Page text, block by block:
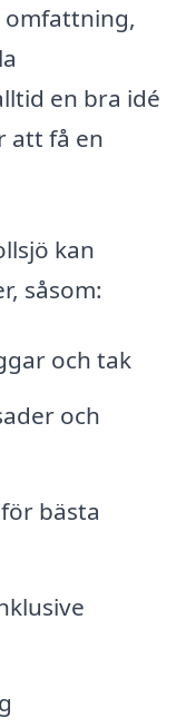
omfattning,
en bra idé
att få en
kan
såsom:
och tak
och
bästa